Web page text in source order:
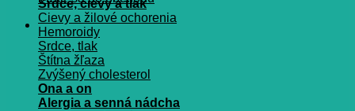
Srdce, cievy a tlak
Cievy a žilové ochorenia
Hemoroidy
Srdce, tlak
Štítna žľaza
Zvýšený cholesterol
Ona a on
Alergia a senná nádcha